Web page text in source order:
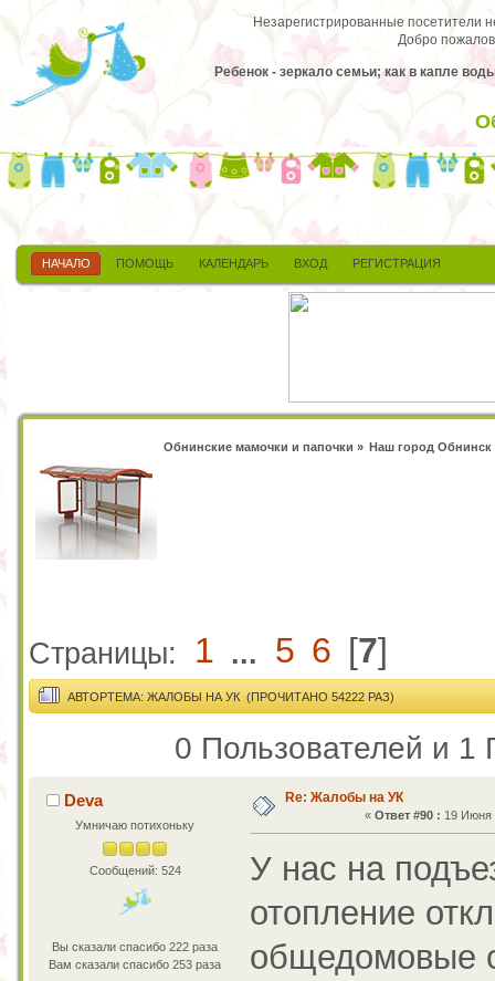
Незарегистрированные посетители
Добро
Ребенок - зеркало семьи; как в капле
НАЧАЛО ПОМОЩЬ КАЛЕНДАРЬ ВХОД РЕГИСТРАЦИЯ
Обнинские мамочки и папочки » Наш город Обнинск
Страницы: 1 ... 5 6 [7]
АВТОРТЕМА: ЖАЛОБЫ НА УК (ПРОЧИТАНО 54222 РАЗ)
0 Пользователей и 1
Deva
Умничаю потихоньку
Сообщений: 524
Вы сказали спасибо 222 раза
Вам сказали спасибо 253 раза
Re: Жалобы на УК
« Ответ #90 : 19 Июня
У нас на
отопление
общедомовые